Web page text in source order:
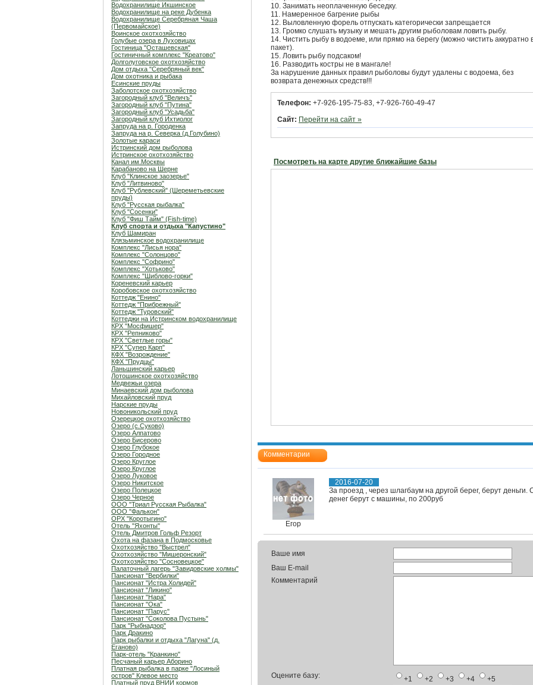
Водохранилище Икшинское
Водохранилище на реке Дубенка
Водохранилище Серебряная Чаша
(Первомайское)
Воинское охотхозяйство
Голубые озера в Луховицах
Гостиница "Осташевcкая"
Гостиничный комплекс "Креатово"
Долголуговское охотхозяйство
Дом отдыха "Серебряный век"
Дом охотника и рыбака
Есинские пруды
Заболотское охотхозяйство
Загородный клуб "Величъ"
Загородный клуб "Путина"
Загородный клуб "Усадьба"
Загородный клуб Ихтиолог
Запруда на р. Городенка
Запруда на р. Северка (д.Голубино)
Золотые караси
Истринский дом рыболова
Истринское охотхозяйство
Канал им.Москвы
Карабаново на Шерне
Клуб "Клинское заозерье"
Клуб "Литвиново"
Клуб "Рублевский" (Шереметьевские
пруды)
Клуб "Русская рыбалка"
Клуб "Сосенки"
Клуб "Фиш Тайм" (Fish-time)
Клуб спорта и отдыха "Капустино"
Клуб Шамиран
Клязьминское водохранилище
Комплекс "Лисья нора"
Комплекс "Солонцово"
Комплекс "Софрино"
Комплекс "Хотьково"
Комплекс "Шиблово-горки"
Кореневский карьер
Коробовское охотхозяйство
Коттедж "Енино"
Коттедж "Прибрежный"
Коттедж "Туровский"
Коттеджи на Истринском водохранилище
КРХ "Мосфишер"
КРХ "Репниково"
КРХ "Светлые горы"
КРХ "Супер Карп"
КФХ "Возрождение"
КФХ "Прудцы"
Ланьшинский карьер
Лотошинское охотхозяйство
Медвежьи озера
Минаевский дом рыболова
Михайловский пруд
Нарские пруды
Новоникольский пруд
Озерецкое охотхозяйство
Озеро (c.Суково)
Озеро Алпатово
Озеро Бисерово
Озеро Глубокое
Озеро Городное
Озеро Круглое
Озеро Круглое
Озеро Луковое
Озеро Никитское
Озеро Полецкое
Озеро Черное
ООО "Триал Русская Рыбалка"
ООО "Фалькон"
ОРХ "Коротыгино"
Отель "Яхонты"
Отель Дмитров Гольф Резорт
Охота на фазана в Подмосковье
Охотхозяйство "Выстрел"
Охотхозяйство "Мишеронский"
Охотхозяйство "Сосновецкое"
Палаточный лагерь "Завидовские холмы"
Пансионат "Вербилки"
Пансионат "Истра Холидей"
Пансионат "Ликино"
Пансионат "Нара"
Пансионат "Ока"
Пансионат "Парус"
Пансионат "Соколова Пустынь"
Парк "Рыбнадзор"
Парк Дракино
Парк рыбалки и отдыха "Лагуна" (д.
Еганово)
Парк-отель "Кранкино"
Песчаный карьер Аборино
Платная рыбалка в парке "Лосиный
остров" Клевое место
Платный пруд ВНИИ кормов
10. Занимать неоплаченную беседку.
11. Намеренное багрение рыбы
12. Выловленную форель отпускать категорически запрещается
13. Громко слушать музыку и мешать другим рыболовам ловить рыбу.
14. Чистить рыбу в водоеме, или прямо на берегу (можно чистить аккуратно
пакет).
15. Ловить рыбу подсаком!
16. Разводить костры не в мангале!
За нарушение данных правил рыболовы будут удалены с водоема, без
возврата денежных средств!!!
Телефон: +7-926-195-75-83, +7-926-760-49-47
Сайт: Перейти на сайт »
Посмотреть на карте другие ближайшие базы
Комментарии
Егор
2016-07-20
За проезд , через шлагбаум на другой берег, берут
денег берут с машины, по 200руб
Ваше имя
Ваш E-mail
Комментарий
Оцените базу: +1 +2 +3 +4 +5